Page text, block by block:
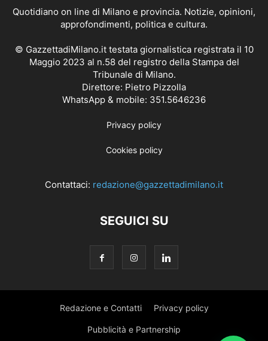
Quotidiano on line di Milano e provincia. Notizie, opinioni,
approfondimenti, politica e cultura.
© GazzettadiMilano.it testata giornalistica registrata il 10
Maggio 2023 al n.58 del registro della Stampa del
Tribunale di Milano.
Direttore: Pietro Pizzolla
WhatsApp & mobile: 351.5646236
Privacy policy
Cookies policy
Contattaci: redazione@gazzettadimilano.it
SEGUICI SU
Redazione e Contatti Privacy policy
Pubblicità e Partnership